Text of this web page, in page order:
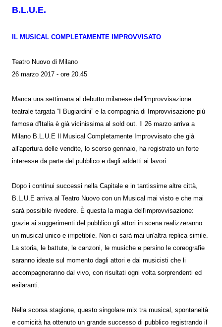
B.L.U.E.
IL MUSICAL COMPLETAMENTE IMPROVVISATO
Teatro Nuovo di Milano
26 marzo 2017 - ore 20.45
Manca una settimana al debutto milanese dell'improvvisazione
teatrale targata “I Bugiardini” e la compagnia di Improvvisazione più
famosa d'Italia è già vicinissima al sold out. Il 26 marzo arriva a
Milano B.L.U.E Il Musical Completamente Improvvisato che già
all'apertura delle vendite, lo scorso gennaio, ha registrato un forte
interesse da parte del pubblico e dagli addetti ai lavori.
Dopo i continui successi nella Capitale e in tantissime altre città,
B.L.U.E arriva al Teatro Nuovo con un Musical mai visto e che mai
sarà possibile rivedere. È questa la magia dell'improvvisazione:
grazie ai suggerimenti del pubblico gli attori in scena realizzeranno
un musical unico e irripetibile. Non ci sarà mai un'altra replica simile.
La storia, le battute, le canzoni, le musiche e persino le coreografie
saranno ideate sul momento dagli attori e dai musicisti che li
accompagneranno dal vivo, con risultati ogni volta sorprendenti ed
esilaranti.
Nella scorsa stagione, questo singolare mix tra musical, spontaneità
e comicità ha ottenuto un grande successo di pubblico registrando il